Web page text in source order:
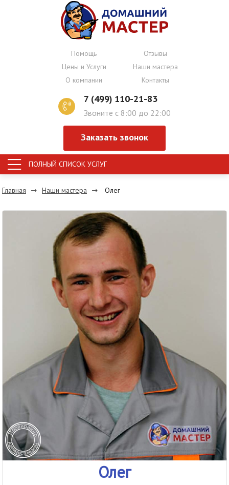
Помощь
Отзывы
Цены и Услуги
Наши мастера
О компании
Контакты
7 (499) 110-21-83
Звоните с 8:00 до 22:00
Заказать звонок
ПОЛНЫЙ СПИСОК УСЛУГ
Главная Наши мастера Олег
Олег